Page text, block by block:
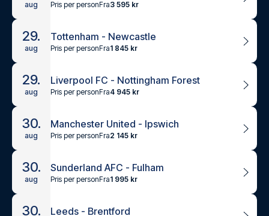
aug Pris per personFra3 595 kr
29.
aug
Tottenham - Newcastle
Pris per personFra1 845 kr
29.
aug
Liverpool FC - Nottingham Forest
Pris per personFra4 945 kr
30.
aug
Manchester United - Ipswich
Pris per personFra2 145 kr
30.
aug
Sunderland AFC - Fulham
Pris per personFra1 995 kr
30. Leeds - Brentford